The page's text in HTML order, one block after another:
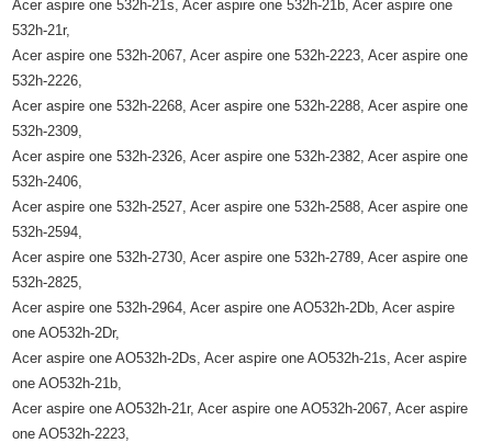
Acer aspire one 532h-21s, Acer aspire one 532h-21b, Acer aspire one
532h-21r,
Acer aspire one 532h-2067, Acer aspire one 532h-2223, Acer aspire one
532h-2226,
Acer aspire one 532h-2268, Acer aspire one 532h-2288, Acer aspire one
532h-2309,
Acer aspire one 532h-2326, Acer aspire one 532h-2382, Acer aspire one
532h-2406,
Acer aspire one 532h-2527, Acer aspire one 532h-2588, Acer aspire one
532h-2594,
Acer aspire one 532h-2730, Acer aspire one 532h-2789, Acer aspire one
532h-2825,
Acer aspire one 532h-2964, Acer aspire one AO532h-2Db, Acer aspire
one AO532h-2Dr,
Acer aspire one AO532h-2Ds, Acer aspire one AO532h-21s, Acer aspire
one AO532h-21b,
Acer aspire one AO532h-21r, Acer aspire one AO532h-2067, Acer aspire
one AO532h-2223,